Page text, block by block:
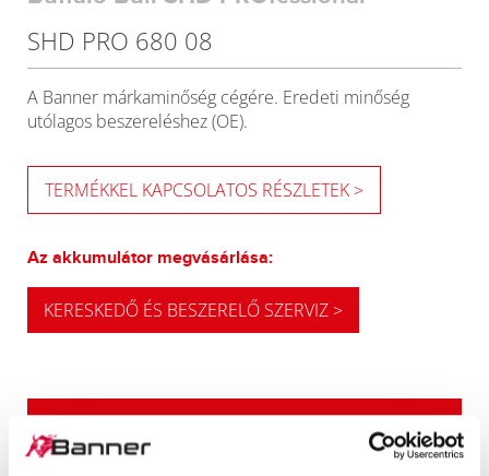
SHD PRO 680 08
A Banner márkaminőség cégére. Eredeti minőség
utólagos beszereléshez (OE).
TERMÉKKEL KAPCSOLATOS RÉSZLETEK >
Az akkumulátor megvásárlása:
KERESKEDŐ ÉS BESZERELŐ SZERVIZ >
FRISSÍTÉSI JAVASLATUNK